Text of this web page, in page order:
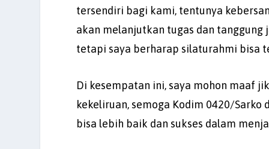
tersendiri bagi kami, tentunya
akan melanjutkan tugas dan tanggung
tetapi saya berharap silaturahmi bisa
Di kesempatan ini, saya mohon maaf
kekeliruan, semoga Kodim 0420/Sarko
bisa lebih baik dan sukses dalam